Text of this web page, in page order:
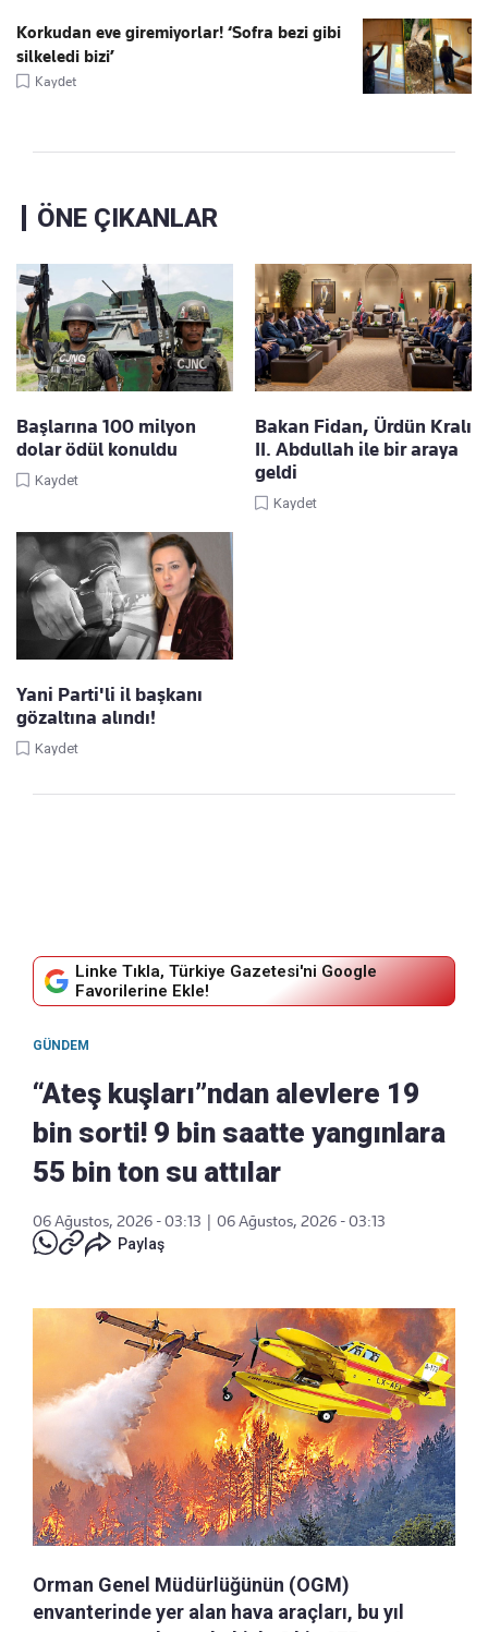
Korkudan eve giremiyorlar! ‘Sofra bezi gibi
silkeledi bizi’
Kaydet
ÖNE ÇIKANLAR
Başlarına 100 milyon
dolar ödül konuldu
Kaydet
Bakan Fidan, Ürdün Kralı
II. Abdullah ile bir araya
geldi
Kaydet
Yani Parti'li il başkanı
gözaltına alındı!
Kaydet
Linke Tıkla, Türkiye Gazetesi'ni Google
Favorilerine Ekle!
GÜNDEM
“Ateş kuşları”ndan alevlere 19
bin sorti! 9 bin saatte yangınlara
55 bin ton su attılar
06 Ağustos, 2026 - 03:13 | 06 Ağustos, 2026 - 03:13
Paylaş
Orman Genel Müdürlüğünün (OGM)
envanterinde yer alan hava araçları, bu yıl